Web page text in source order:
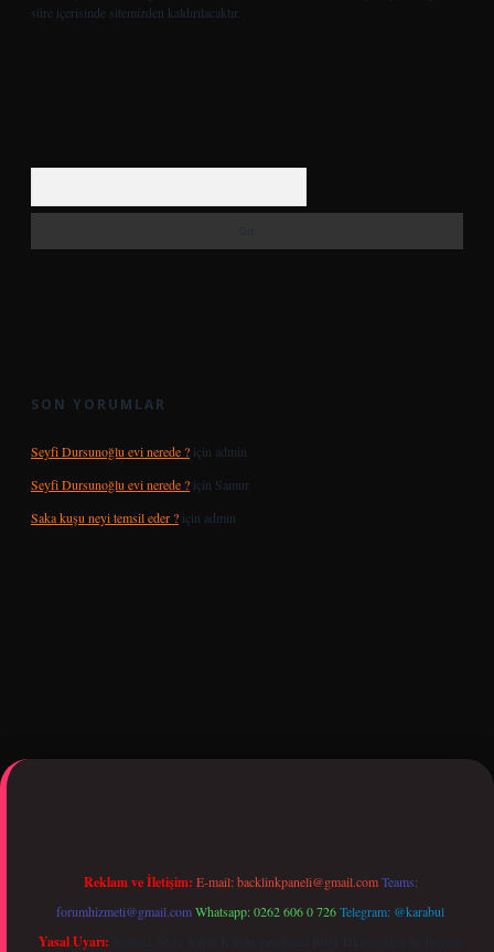
süre içerisinde sitemizden kaldırılacaktır.
SON YORUMLAR
Seyfi Dursunoğlu evi nerede ? için admin
Seyfi Dursunoğlu evi nerede ? için Samur
Saka kuşu neyi temsil eder ? için admin
opera bet giriştulipbetgiris.org
Reklam ve İletişim: E-mail:backlinkpaneli@gmail.com Teams:
forumhizmeti@gmail.comWhatsapp: 0262 606 0 726Telegram: @karabul
Yasal Uyarı: